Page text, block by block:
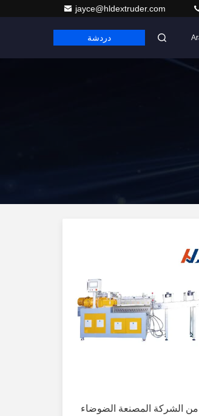
jayce@hldextruder.com
دردشة
الشركة المصنعة الضوضاء